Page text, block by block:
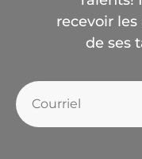
recevoir
de ses